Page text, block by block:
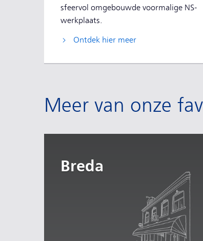
sfeervol omgebouwde voormalige NS-
werkplaats.
Ontdek hier meer
Meer van onze
Breda